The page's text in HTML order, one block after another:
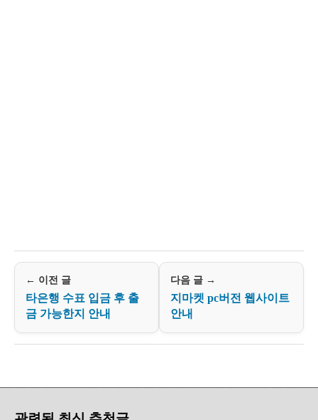
← 이전 글
타은행 수표 입금 후 출
금 가능한지 안내
다음 글 →
지마켓 pc버전 웹사이트
안내